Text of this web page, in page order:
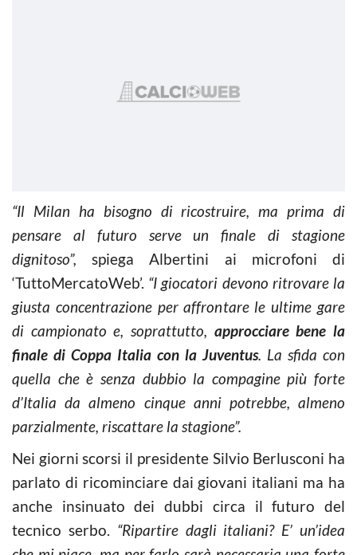
“Il Milan ha bisogno di ricostruire, ma prima di
pensare al futuro serve un finale di stagione
dignitoso”, spiega Albertini ai microfoni di
‘TuttoMercatoWeb’. “I giocatori devono ritrovare la
giusta concentrazione per affrontare le ultime gare
di campionato e, soprattutto, approcciare bene la
finale di Coppa Italia con la Juventus. La sfida con
quella che è senza dubbio la compagine più forte
d’Italia da almeno cinque anni potrebbe, almeno
parzialmente, riscattare la stagione”.
Nei giorni scorsi il presidente Silvio Berlusconi ha
parlato di ricominciare dai giovani italiani ma ha
anche insinuato dei dubbi circa il futuro del
tecnico serbo. “Ripartire dagli italiani? E’ un’idea